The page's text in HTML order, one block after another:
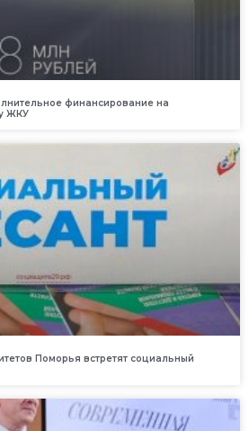
финансирование на
ЖКУ
Поморья встретят социальный